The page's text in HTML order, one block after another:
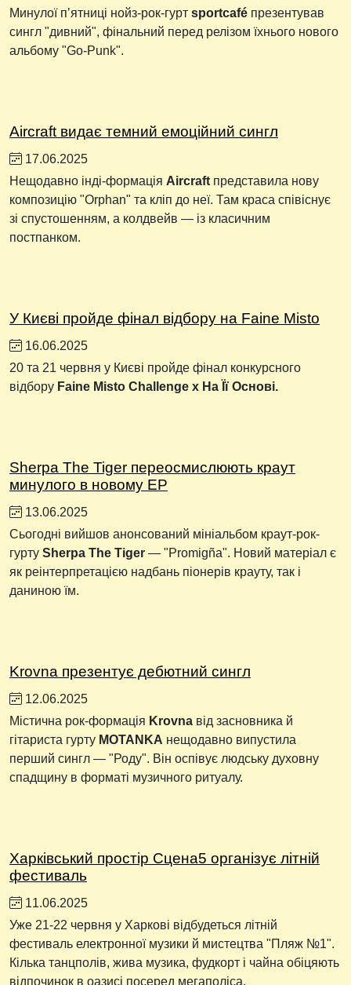
Минулої пʼятниці нойз-рок-гурт sportcafé презентував
сингл "дивний", фінальний перед релізом їхнього нового
альбому "Go-Punk".
Aircraft видає темний емоційний сингл
17.06.2025
Нещодавно інді-формація Aircraft представила нову
композицію "Orphan" та кліп до неї. Там краса співіснує
зі спустошенням, а колдвейв — із класичним
постпанком.
У Києві пройде фінал відбору на Faine Misto
16.06.2025
20 та 21 червня у Києві пройде фінал конкурсного
відбору Faine Misto Challenge х На Її Основі.
Sherpa The Tiger переосмислюють краут
минулого в новому EP
13.06.2025
Сьогодні вийшов анонсований мініальбом краут-рок-
гурту Sherpa The Tiger — "Promigña". Новий матеріал є
як реінтерпретацією надбань піонерів крауту, так і
даниною їм.
Krovna презентує дебютний сингл
12.06.2025
Містична рок-формація Krovna від засновника й
гітариста гурту MOTANKA нещодавно випустила
перший сингл — "Роду". Він оспівує людську духовну
спадщину в форматі музичного ритуалу.
Харківський простір Сцена5 організує літній
фестиваль
11.06.2025
Уже 21-22 червня у Харкові відбудеться літній
фестиваль електронної музики й мистецтва "Пляж №1".
Кілька танцполів, жива музика, фудкорт і чайна обіцяють
відпочинок в оазисі посеред мегаполіса.